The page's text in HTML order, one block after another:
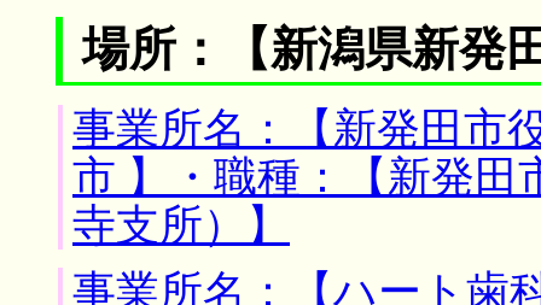
場所：【新潟県新発
事業所名：【新発田市
市 】・職種：【新発
寺支所）】
事業所名：【ハート歯